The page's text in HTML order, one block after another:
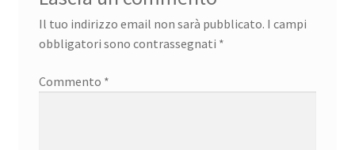
Il tuo indirizzo email non sarà pubblicato. I campi
obbligatori sono contrassegnati *
Commento *